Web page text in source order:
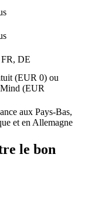
DE
(EUR 0) ou
(EUR
aux Pays-Bas,
et en Allemagne
le bon